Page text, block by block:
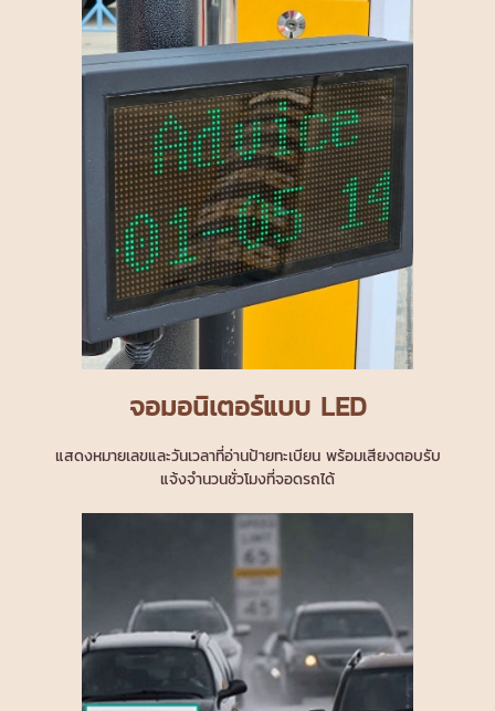
จอมอนิเตอร์แบบ LED
แสดงหมายเลขและวันเวลาที่อ่านป้ายทะเบียน พร้อมเสียงตอบรับ
แจ้งจำนวนชั่วโมงที่จอดรถได้